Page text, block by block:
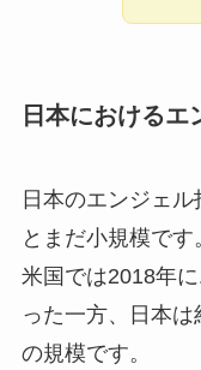
日本における
日本のエンジェ
とまだ小規模です
米国では2018年
った一方、日本
の規模です。